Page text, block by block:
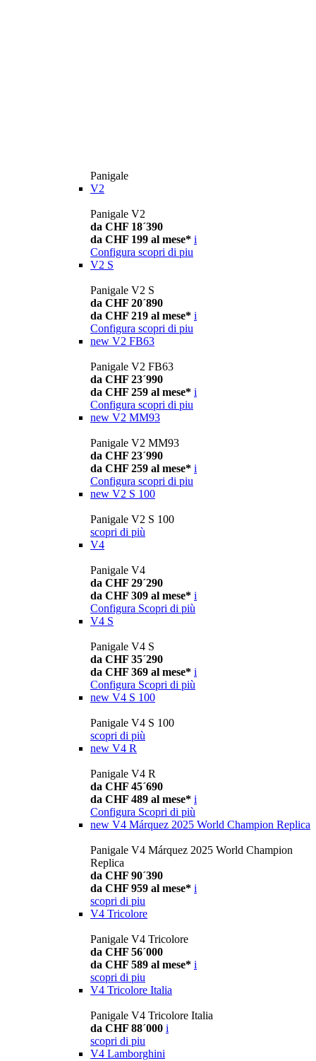
Panigale
V2
Panigale V2
da CHF 18´390
da CHF 199 al mese* i
Configura scopri di piu
V2 S
Panigale V2 S
da CHF 20´890
da CHF 219 al mese* i
Configura scopri di piu
new V2 FB63
Panigale V2 FB63
da CHF 23´990
da CHF 259 al mese* i
Configura scopri di piu
new V2 MM93
Panigale V2 MM93
da CHF 23´990
da CHF 259 al mese* i
Configura scopri di piu
new V2 S 100
Panigale V2 S 100
scopri di più
V4
Panigale V4
da CHF 29´290
da CHF 309 al mese* i
Configura Scopri di più
V4 S
Panigale V4 S
da CHF 35´290
da CHF 369 al mese* i
Configura Scopri di più
new V4 S 100
Panigale V4 S 100
scopri di più
new V4 R
Panigale V4 R
da CHF 45´690
da CHF 489 al mese* i
Configura Scopri di più
new V4 Márquez 2025 World Champion Replica
Panigale V4 Márquez 2025 World Champion
Replica
da CHF 90´390
da CHF 959 al mese* i
scopri di piu
V4 Tricolore
Panigale V4 Tricolore
da CHF 56´000
da CHF 589 al mese* i
scopri di piu
V4 Tricolore Italia
Panigale V4 Tricolore Italia
da CHF 88´000 i
scopri di piu
V4 Lamborghini